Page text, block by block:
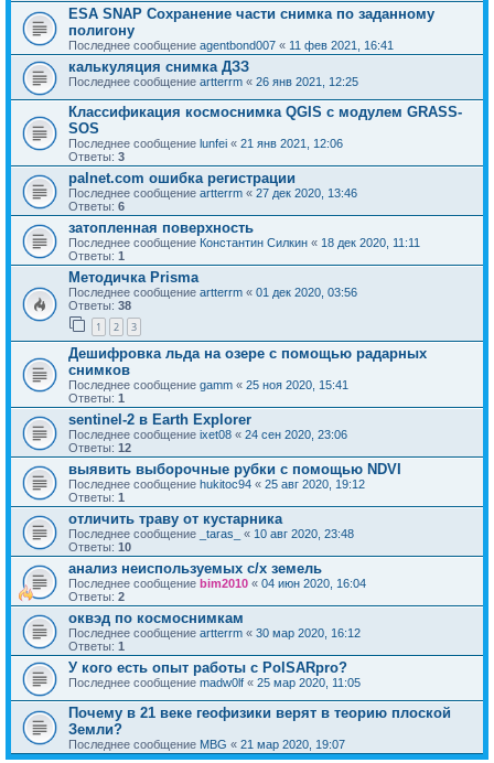
ESA SNAP Сохранение части снимка по заданному
полигону
Последнее сообщение agentbond007 « 11 фев 2021, 16:41
калькуляция снимка ДЗЗ
Последнее сообщение artterrm « 26 янв 2021, 12:25
Классификация космоснимка QGIS с модулем GRASS-
SOS
Последнее сообщение lunfei « 21 янв 2021, 12:06
Ответы: 3
palnet.com ошибка регистрации
Последнее сообщение artterrm « 27 дек 2020, 13:46
Ответы: 6
затопленная поверхность
Последнее сообщение Константин Силкин « 18 дек 2020, 11:11
Ответы: 1
Методичка Prisma
Последнее сообщение artterrm « 01 дек 2020, 03:56
Ответы: 38
1 2 3
Дешифровка льда на озере с помощью радарных
снимков
Последнее сообщение gamm « 25 ноя 2020, 15:41
Ответы: 1
sentinel-2 в Earth Explorer
Последнее сообщение ixet08 « 24 сен 2020, 23:06
Ответы: 12
выявить выборочные рубки с помощью NDVI
Последнее сообщение hukitoc94 « 25 авг 2020, 19:12
Ответы: 1
отличить траву от кустарника
Последнее сообщение _taras_ « 10 авг 2020, 23:48
Ответы: 10
анализ неиспользуемых с/х земель
Последнее сообщение bim2010 « 04 июн 2020, 16:04
Ответы: 2
оквэд по космоснимкам
Последнее сообщение artterrm « 30 мар 2020, 16:12
Ответы: 1
У кого есть опыт работы с PolSARpro?
Последнее сообщение madw0lf « 25 мар 2020, 11:05
Почему в 21 веке геофизики верят в теорию плоской
Земли?
Последнее сообщение MBG « 21 мар 2020, 19:07